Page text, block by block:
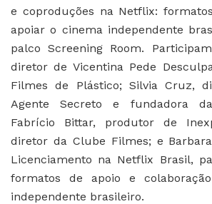
e coproduções na Netflix:
apoiar o cinema independente
palco Screening Room.
diretor de Vicentina Pede
Filmes de Plástico; Silvia Cruz,
Agente Secreto e fundadora
Fabrício Bittar, produtor de
diretor da Clube Filmes; e
Licenciamento na Netflix Brasil,
formatos de apoio e
independente brasileiro.